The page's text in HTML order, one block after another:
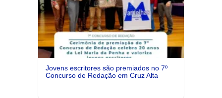
Jovens escritores são premiados no 7º
Concurso de Redação em Cruz Alta